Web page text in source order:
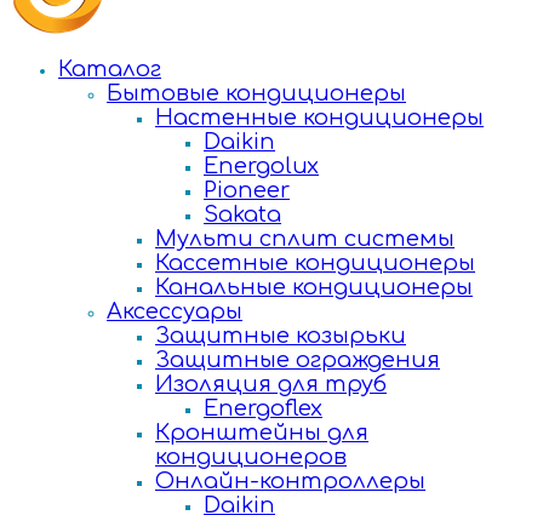
Каталог
Бытовые кондиционеры
Настенные кондиционеры
Daikin
Energolux
Pioneer
Sakata
Мульти сплит системы
Кассетные кондиционеры
Канальные кондиционеры
Аксессуары
Защитные козырьки
Защитные ограждения
Изоляция для труб
Energoflex
Кронштейны для
кондиционеров
Онлайн-контроллеры
Daikin